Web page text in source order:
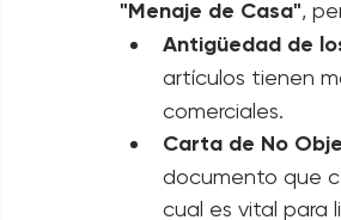
El Menaje de Casa
Muchos países
"Menaje de Casa"
Antigüedad de
artículos tienen
comerciales.